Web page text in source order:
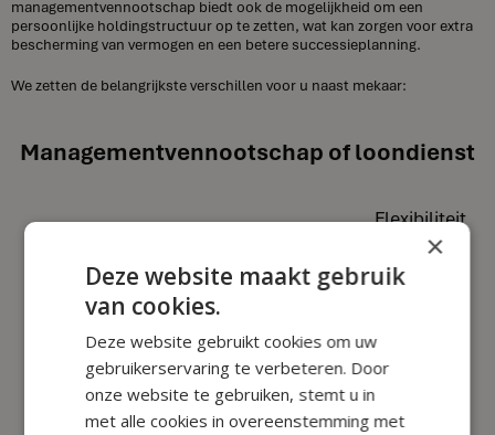
managementvennootschap biedt ook de mogelijkheid om een
persoonlijke holdingstructuur op te zetten, wat kan zorgen voor extra
bescherming van vermogen en een betere successieplanning.
We zetten de belangrijkste verschillen voor u naast mekaar:
Managementvennootschap of loondienst
Flexibiliteit
Meer flexibiliteit bij het organiseren van werk en
inkomsten
Minder flexibiliteit door vaste werktijden en taken
Fiscale voordelen
×
Deze website maakt gebruik
van cookies.
Deze website gebruikt cookies om uw
gebruikerservaring te verbeteren. Door
onze website te gebruiken, stemt u in
met alle cookies in overeenstemming met